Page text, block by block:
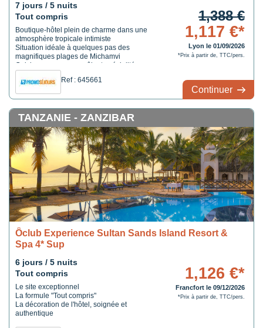
7 jours / 5 nuits
Tout compris
Boutique-hôtel plein de charme dans une
atmosphère tropicale intimiste
Situation idéale à quelques pas des
magnifiques plages de Michamvi
Cuisine savoureuse mêlant spécialités
Ref : 645661
1,388 €
1,117 €*
Lyon le 01/09/2026
*Prix à partir de, TTC/pers.
Continuer
TANZANIE - ZANZIBAR
Ôclub Experience Sultan Sands Island Resort &
Spa 4* Sup
6 jours / 5 nuits
Tout compris
Le site exceptionnel
La formule "Tout compris"
La décoration de l'hôtel, soignée et
authentique
1,126 €*
Francfort le 09/12/2026
*Prix à partir de, TTC/pers.